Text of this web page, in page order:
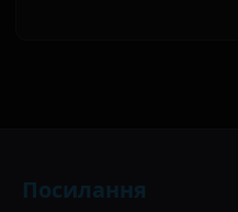
Посилання